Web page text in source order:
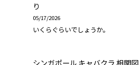
り
05/17/2026
いくらぐらいでしょうか。
シンガポール キャバクラ 相関図